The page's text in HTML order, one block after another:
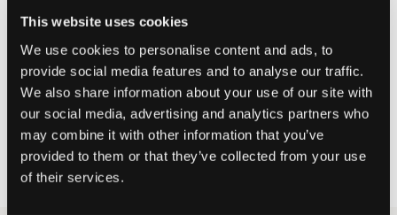
This website uses cookies
We use cookies to personalise content and ads, to
provide social media features and to analyse our traffic.
We also share information about your use of our site with
our social media, advertising and analytics partners who
may combine it with other information that you’ve
provided to them or that they’ve collected from your use
of their services.
Liten
STORLEKSGUIDE
VÄLJ STORLEK
Fri frakt
på beställningar över 699 kr
Öppet köp
Leverans2-4 vardagar